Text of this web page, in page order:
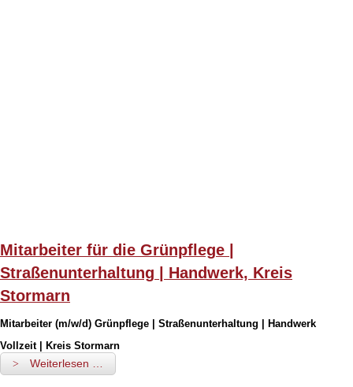
Mitarbeiter für die Grünpflege |
Straßenunterhaltung | Handwerk, Kreis
Stormarn
Mitarbeiter (m/w/d) Grünpflege | Straßenunterhaltung | Handwerk
Vollzeit | Kreis Stormarn
Weiterlesen …